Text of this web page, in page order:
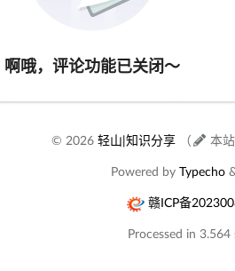
啊哦，评论功能已关闭～
© 2026轻山|知识分享 （ 本
Powered by Typecho
赣ICP备
Processed in 3.564